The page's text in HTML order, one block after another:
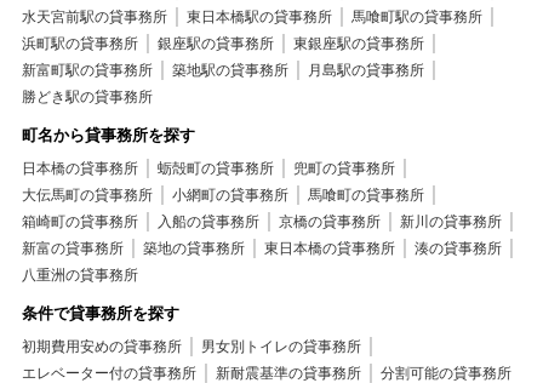
水天宮前駅の貸事務所
東日本橋駅の貸事務所
馬喰町駅の貸事務所
浜町駅の貸事務所
銀座駅の貸事務所
東銀座駅の貸事務所
新富町駅の貸事務所
築地駅の貸事務所
月島駅の貸事務所
勝どき駅の貸事務所
町名から貸事務所を探す
日本橋の貸事務所 蛎殻町の貸事務所
兜町の貸事務所
大伝馬町の貸事務所
小網町の貸事務所
馬喰町の貸事務所
箱崎町の貸事務所
入船の貸事務所 京橋の貸事務所
新川の貸事務所
新富の貸事務所
築地の貸事務所 東日本橋の貸事務所
湊の貸事務所
八重洲の貸事務所
条件で貸事務所を探す
初期費用安めの貸事務所
男女別トイレの貸事務所
エレベーター付の貸事務所
新耐震基準の貸事務所 分割可能の貸事務所